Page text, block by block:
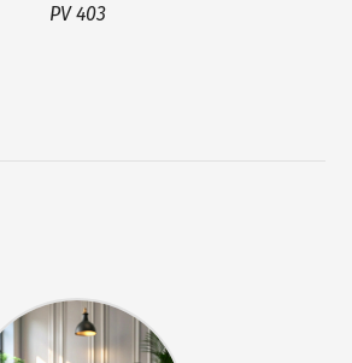
PV 403